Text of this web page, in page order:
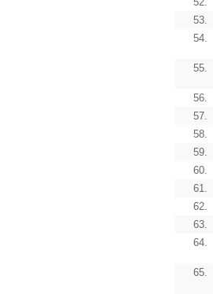
53.
54.
55.
56.
57.
58.
59.
60.
61.
62.
63.
64.
65.